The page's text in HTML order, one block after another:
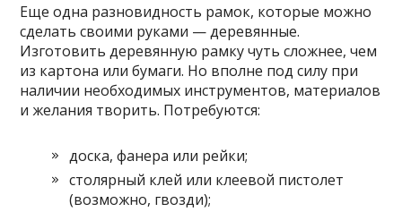
Еще одна разновидность рамок, которые можно
сделать своими руками — деревянные.
Изготовить деревянную рамку чуть сложнее, чем
из картона или бумаги. Но вполне под силу при
наличии необходимых инструментов, материалов
и желания творить. Потребуются:
доска, фанера или рейки;
столярный клей или клеевой пистолет
(возможно, гвозди);